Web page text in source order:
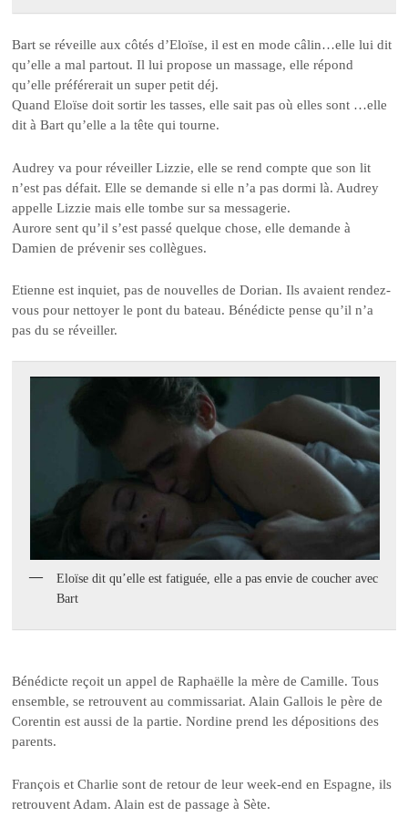
Bart se réveille aux côtés d’Eloïse, il est en mode câlin…elle lui dit
qu’elle a mal partout. Il lui propose un massage, elle répond
qu’elle préférerait un super petit déj.
Quand Eloïse doit sortir les tasses, elle sait pas où elles sont …elle
dit à Bart qu’elle a la tête qui tourne.
Audrey va pour réveiller Lizzie, elle se rend compte que son lit
n’est pas défait. Elle se demande si elle n’a pas dormi là. Audrey
appelle Lizzie mais elle tombe sur sa messagerie.
Aurore sent qu’il s’est passé quelque chose, elle demande à
Damien de prévenir ses collègues.
Etienne est inquiet, pas de nouvelles de Dorian. Ils avaient rendez-
vous pour nettoyer le pont du bateau. Bénédicte pense qu’il n’a
pas du se réveiller.
Eloïse dit qu’elle est fatiguée, elle a pas envie de coucher avec
Bart
Bénédicte reçoit un appel de Raphaëlle la mère de Camille. Tous
ensemble, se retrouvent au commissariat. Alain Gallois le père de
Corentin est aussi de la partie. Nordine prend les dépositions des
parents.
François et Charlie sont de retour de leur week-end en Espagne, ils
retrouvent Adam. Alain est de passage à Sète.